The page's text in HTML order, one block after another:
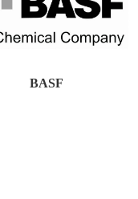
BASF